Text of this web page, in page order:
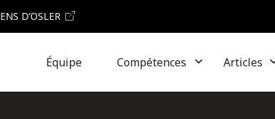
D’OSLER
Équipe Compétences Articles